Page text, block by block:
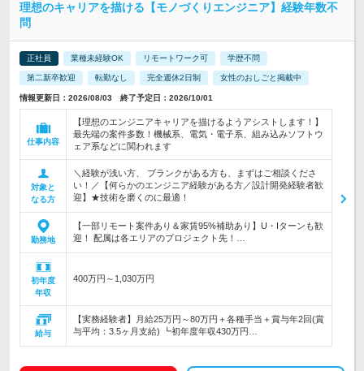
理想のキャリアを描ける【モノづくりエンジニア】経験年数不
問
正社員 業種未経験OK リモートワーク可 学歴不問
第二新卒歓迎 転勤なし 完全週休2日制 女性のおしごと掲載中
情報更新日：2026/08/03 終了予定日：2026/10/01
仕事内容
【理想のエンジニアキャリアを描けるようアシストします！】
最先端の案件多数！機械系、電気・電子系、組み込みソフトウ
ェア系などに関われます
対象と
なる方
＼経験が浅い方、 ブランクがある方も、まずはご相談くださ
い！／【何らかのエンジニア経験がある方／設計開発経験者歓
迎】★技術を磨くのに最適！
勤務地
【一部リモート案件あり＆家賃95%補助あり】U・Iターンも歓
迎！ 配属は各エリアのプロジェクト先！…
初年度
年収
400万円～1,030万円
給与
【実務経験者】月給25万円～80万円＋各種手当＋賞与年2回(賞
与平均：3.5ヶ月支給) ┗初年度年収430万円…